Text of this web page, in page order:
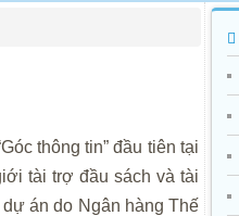
thông tin” đầu tiên tại
tài trợ đầu sách và tài
án do Ngân hàng Thế